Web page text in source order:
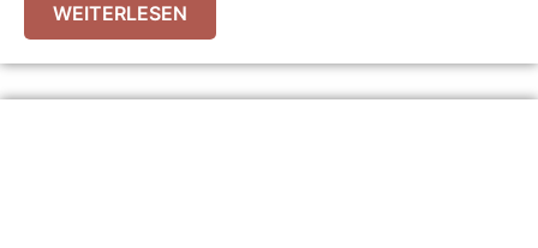
WEITERLESEN